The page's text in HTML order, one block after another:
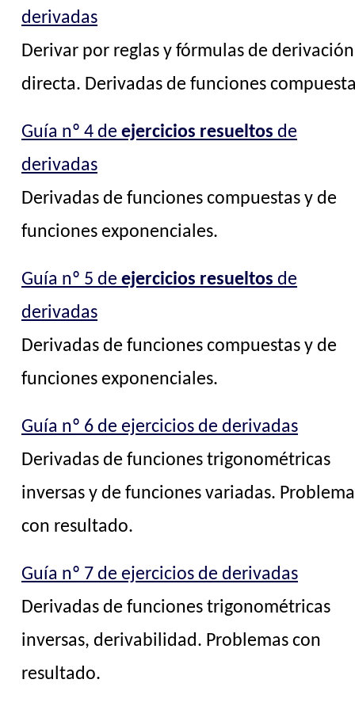
derivadas
Derivar por reglas y fórmulas de derivación
directa. Derivadas de funciones
Guía nº 4 deejercicios resueltos de
derivadas
Derivadas de funciones compuestas y de
funciones exponenciales.
Guía nº 5 deejercicios resueltos de
derivadas
Derivadas de funciones compuestas y de
funciones exponenciales.
Guía nº 6 de ejercicios de derivadas
Derivadas de funciones trigonométricas
inversas y de funciones variadas.
con resultado.
Guía nº 7 de ejercicios de derivadas
Derivadas de funciones trigonométricas
inversas, derivabilidad. Problemas con
resultado.